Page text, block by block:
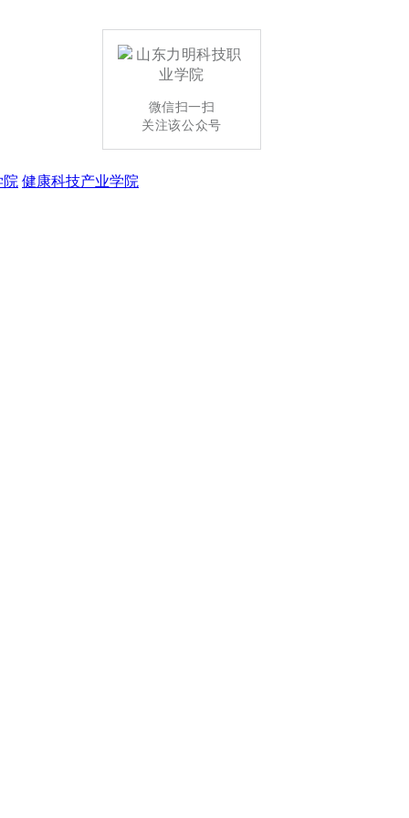
院 健康科技产业学院
微信扫一扫
关注该公众号